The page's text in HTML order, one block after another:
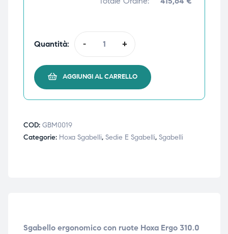
Quantità: - +
AGGIUNGI AL CARRELLO
COD: GBM0019
Categorie: Hoxa Sgabelli, Sedie E Sgabelli, Sgabelli
Sgabello ergonomico con ruote Hoxa Ergo 310.0